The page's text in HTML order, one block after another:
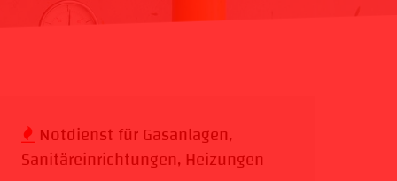
Notdienst für Gasanlagen,
Sanitäreinrichtungen, Heizungen